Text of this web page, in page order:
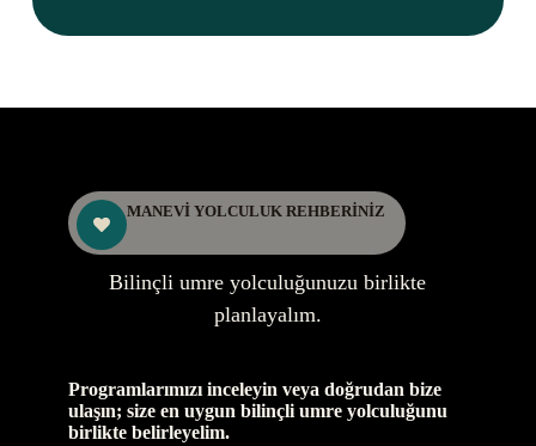
MANEVİ YOLCULUK REHBERİNİZ
Bilinçli umre yolculuğunuzu birlikte
planlayalım.
Programlarımızı inceleyin veya doğrudan bize
ulaşın; size en uygun bilinçli umre yolculuğunu
birlikte belirleyelim.